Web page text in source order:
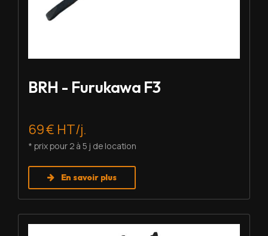
BRH - Furukawa F3
69 € HT/j.
* prix pour 2 à 5 j de location
En savoir plus
Louer BRH - Montabert SC-22